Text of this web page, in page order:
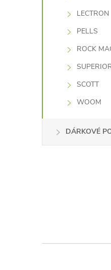
LECTRON
PELLS
ROCK
SCOTT
WOOM
DÁRKOVÉ